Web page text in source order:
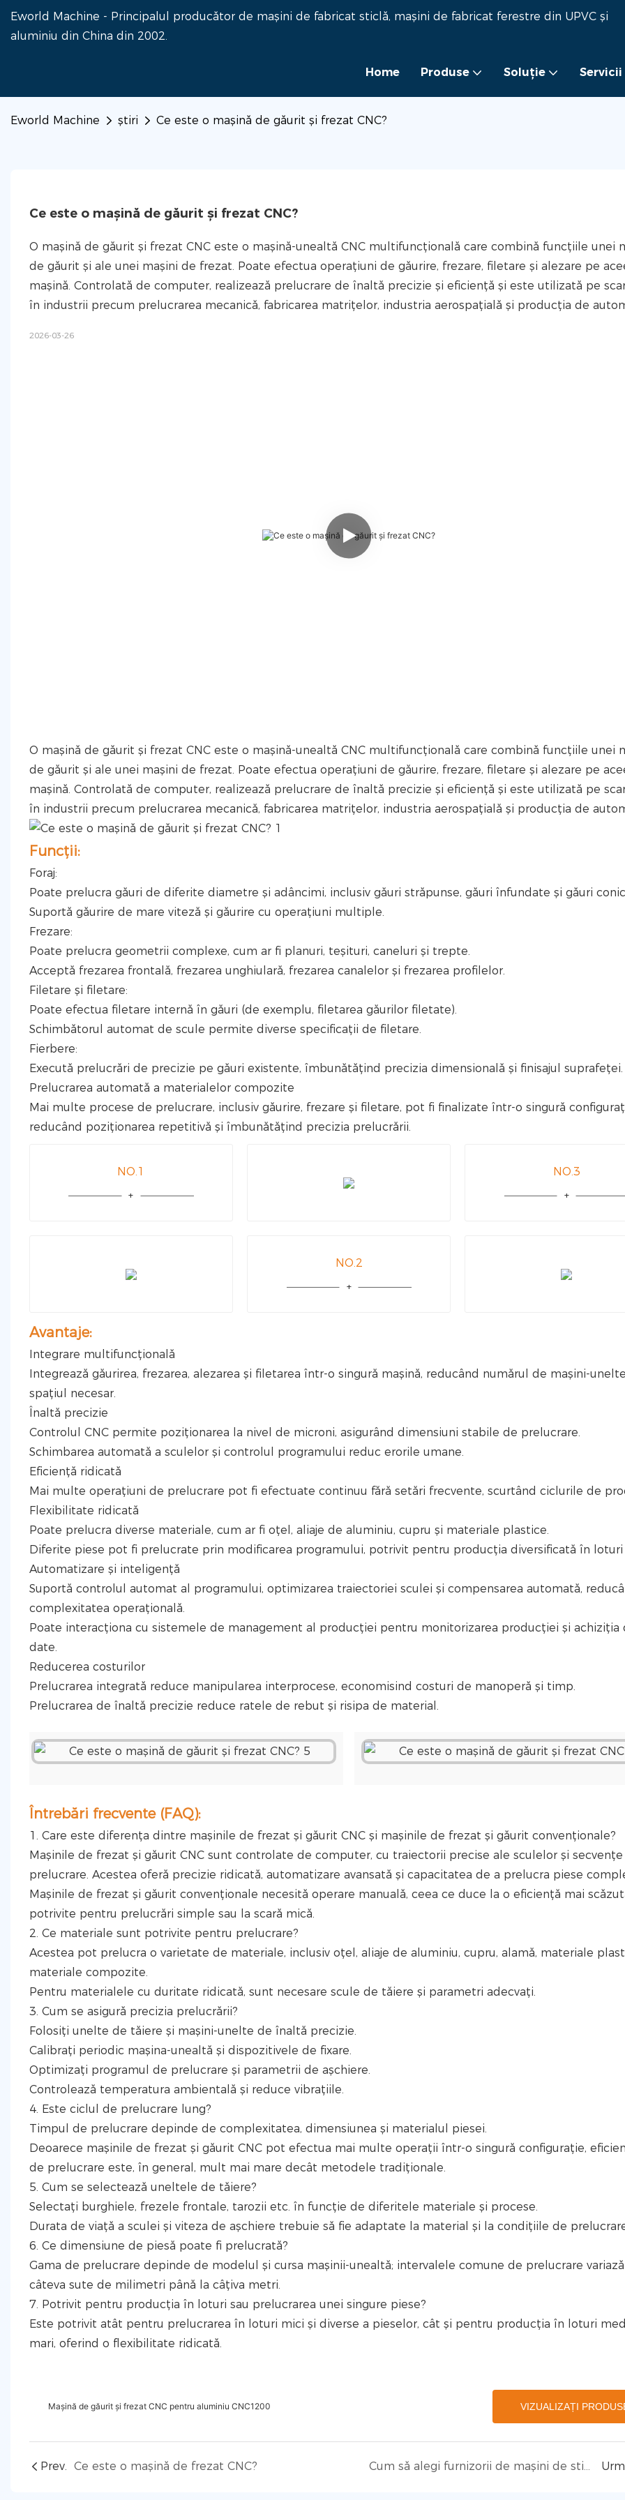
Eworld Machine - Principalul producător de mașini de fabricat sticlă, mașini de fabricat ferestre din UPVC și
aluminiu din China din 2002.
Home Produse Soluţie Servicii
Eworld Machine ştiri Ce este o mașină de găurit și frezat CNC?
Ce este o mașină de găurit și frezat CNC?
O mașină de găurit și frezat CNC este o mașină-unealtă CNC multifuncțională care combină funcțiile unei
de găurit și ale unei mașini de frezat. Poate efectua operațiuni de găurire, frezare, filetare și alezare pe
mașină. Controlată de computer, realizează prelucrare de înaltă precizie și eficiență și este utilizată pe
în industrii precum prelucrarea mecanică, fabricarea matrițelor, industria aerospațială și producția de
2026-03-26
O mașină de găurit și frezat CNC este o mașină-unealtă CNC multifuncțională care combină funcțiile unei
de găurit și ale unei mașini de frezat. Poate efectua operațiuni de găurire, frezare, filetare și alezare pe
mașină. Controlată de computer, realizează prelucrare de înaltă precizie și eficiență și este utilizată pe
în industrii precum prelucrarea mecanică, fabricarea matrițelor, industria aerospațială și producția de
Funcții:
Foraj:
Poate prelucra găuri de diferite diametre și adâncimi, inclusiv găuri străpunse, găuri înfundate și găuri
Suportă găurire de mare viteză și găurire cu operațiuni multiple.
Frezare:
Poate prelucra geometrii complexe, cum ar fi planuri, teșituri, caneluri și trepte.
Acceptă frezarea frontală, frezarea unghiulară, frezarea canalelor și frezarea profilelor.
Filetare și filetare:
Poate efectua filetare internă în găuri (de exemplu, filetarea găurilor filetate).
Schimbătorul automat de scule permite diverse specificații de filetare.
Fierbere:
Execută prelucrări de precizie pe găuri existente, îmbunătățind precizia dimensională și finisajul suprafeței.
Prelucrarea automată a materialelor compozite
Mai multe procese de prelucrare, inclusiv găurire, frezare și filetare, pot fi finalizate într-o singură
reducând poziționarea repetitivă și îmbunătățind precizia prelucrării.
NO.1 NO.3
NO.2
Avantaje:
Integrare multifuncțională
Integrează găurirea, frezarea, alezarea și filetarea într-o singură mașină, reducând numărul de mașini-
spațiul necesar.
Înaltă precizie
Controlul CNC permite poziționarea la nivel de microni, asigurând dimensiuni stabile de prelucrare.
Schimbarea automată a sculelor și controlul programului reduc erorile umane.
Eficiență ridicată
Mai multe operațiuni de prelucrare pot fi efectuate continuu fără setări frecvente, scurtând ciclurile de
Flexibilitate ridicată
Poate prelucra diverse materiale, cum ar fi oțel, aliaje de aluminiu, cupru și materiale plastice.
Diferite piese pot fi prelucrate prin modificarea programului, potrivit pentru producția diversificată în loturi
Automatizare și inteligență
Suportă controlul automat al programului, optimizarea traiectoriei sculei și compensarea automată,
complexitatea operațională.
Poate interacționa cu sistemele de management al producției pentru monitorizarea producției și achiziția
date.
Reducerea costurilor
Prelucrarea integrată reduce manipularea interprocese, economisind costuri de manoperă și timp.
Prelucrarea de înaltă precizie reduce ratele de rebut și risipa de material.
Întrebări frecvente (FAQ):
1. Care este diferența dintre mașinile de frezat și găurit CNC și mașinile de frezat și găurit convenționale?
Mașinile de frezat și găurit CNC sunt controlate de computer, cu traiectorii precise ale sculelor și
prelucrare. Acestea oferă precizie ridicată, automatizare avansată și capacitatea de a prelucra piese
Mașinile de frezat și găurit convenționale necesită operare manuală, ceea ce duce la o eficiență mai
potrivite pentru prelucrări simple sau la scară mică.
2. Ce materiale sunt potrivite pentru prelucrare?
Acestea pot prelucra o varietate de materiale, inclusiv oțel, aliaje de aluminiu, cupru, alamă, materiale
materiale compozite.
Pentru materialele cu duritate ridicată, sunt necesare scule de tăiere și parametri adecvați.
3. Cum se asigură precizia prelucrării?
Folosiți unelte de tăiere și mașini-unelte de înaltă precizie.
Calibrați periodic mașina-unealtă și dispozitivele de fixare.
Optimizați programul de prelucrare și parametrii de așchiere.
Controlează temperatura ambientală și reduce vibrațiile.
4. Este ciclul de prelucrare lung?
Timpul de prelucrare depinde de complexitatea, dimensiunea și materialul piesei.
Deoarece mașinile de frezat și găurit CNC pot efectua mai multe operații într-o singură configurație,
de prelucrare este, în general, mult mai mare decât metodele tradiționale.
5. Cum se selectează uneltele de tăiere?
Selectați burghiele, frezele frontale, tarozii etc. în funcție de diferitele materiale și procese.
Durata de viață a sculei și viteza de așchiere trebuie să fie adaptate la material și la condițiile de
6. Ce dimensiune de piesă poate fi prelucrată?
Gama de prelucrare depinde de modelul și cursa mașinii-unealtă; intervalele comune de prelucrare
câteva sute de milimetri până la câțiva metri.
7. Potrivit pentru producția în loturi sau prelucrarea unei singure piese?
Este potrivit atât pentru prelucrarea în loturi mici și diverse a pieselor, cât și pentru producția în loturi
mari, oferind o flexibilitate ridicată.
Mașină de găurit și frezat CNC pentru aluminiu CNC1200 VIZUALIZAȚI
Prev. Ce este o mașină de frezat CNC? Cum să alegi furnizorii de mașini de sticlă